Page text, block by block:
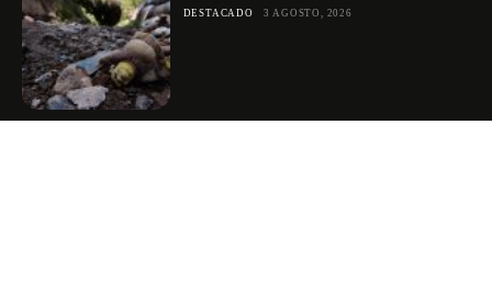
DESTACADO 3 AGOSTO, 2026